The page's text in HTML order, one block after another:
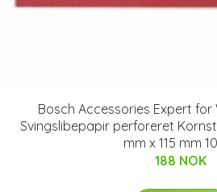
Bosch Accessories Expert for
Svingslibepapir perforeret
mm x 115 mm
188 NOK